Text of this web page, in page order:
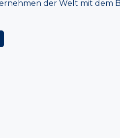
der Welt mit dem